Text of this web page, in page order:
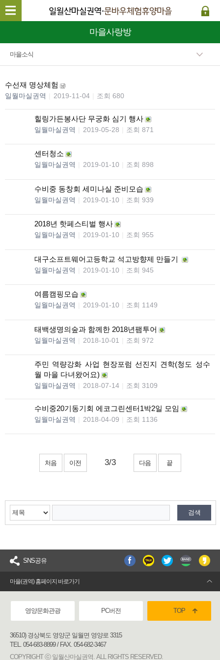
마을사랑방
마을소식
수선재 명상체험
일월마실권역 2019-11-04 조회 680
힐링가든봉사단 무궁화 심기 행사
일월마실권역 2019-05-28 조회 871
센터청소
일월마실권역 2019-01-10 조회 898
수비중 동창회 세미나실 준비모습
일월마실권역 2019-01-10 조회 939
2018년 핫페스티벌 행사
일월마실권역 2019-01-10 조회 955
대구소프트웨어고등학교 석고방향제 만들기
일월마실권역 2019-01-10 조회 945
여름캠핑모습
일월마실권역 2019-01-10 조회 1149
태백생명의숲과 함께한 2018년팸투어
일월마실권역 2018-10-01 조회 972
주민 역량강화 사업 현장포럼 선진지 견학(청도 성수
월 마을 다녀왔어요)
일월마실권역 2018-07-14 조회 3109
수비중20기동기회 에코그린센터1박2일 모임
일월마실권역 2018-04-09 조회 1136
처음 이전 다음 끝
SNS공유
마을(권역) 홈페이지 바로가기
영양문화관광 PC버전 TOP
36510) 경상북도 영양군 일월면 영양로 3315
TEL. 054-683-8899 / FAX. 054-682-3467
COPYRIGHT ⓒ 일월산마실권역. ALL RIGHTS RESERVED.